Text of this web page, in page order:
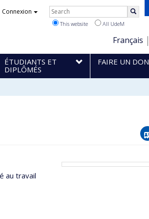
Choix
de
la
langue
Français
Connexion Rechercher
This website All UdeM
ÉTUDIANTS ET
DIPLÔMÉS
FAIRE UN DON
au travail